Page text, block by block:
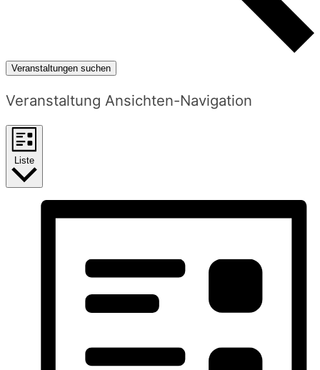
Veranstaltungen suchen
Veranstaltung Ansichten-Navigation
Liste